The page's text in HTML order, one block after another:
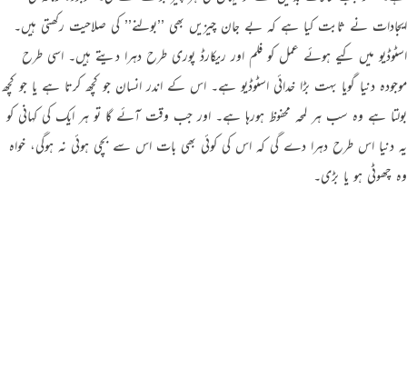
ایجادات نے ثابت کیا ہے کہ بے جان چیزیں بھی ’’بولنے’’ کی صلاحیت رکھتی ہیں۔
اسٹوڈیو میں کیے ہوئے عمل کو فلم اور ریکارڈ پوری طرح دہرا دیتے ہیں۔ اسی طرح
موجودہ دنیا گویا بہت بڑا خدائی اسٹوڈیو ہے۔ اس کے اندر انسان جو کچھ کرتا ہے یا جو کچھ
بولتا ہے وہ سب ہر لمحہ محفوظ ہورہا ہے۔ اور جب وقت آئے گا تو ہر ایک کی کہانی کو
یہ دنیا اس طرح دہرا دے گی کہ اس کی کوئی بھی بات اس سے بچی ہوئی نہ ہوگی، خواہ
وہ چھوٹی ہو یا بڑی۔